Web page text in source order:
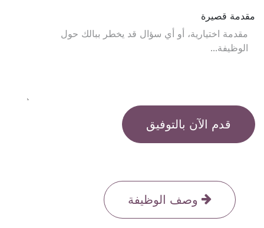
مقدمة قصيرة
قدم الآن بالتوفيق
وصف الوظيفة